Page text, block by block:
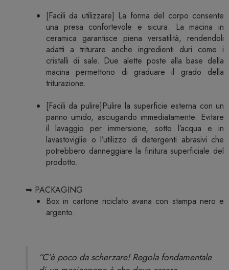
[Facili da utilizzare] La forma del corpo consente
una presa confortevole e sicura. La macina in
ceramica garantisce piena versatilità, rendendoli
adatti a triturare anche ingredienti duri come i
cristalli di sale. Due alette poste alla base della
macina permettono di graduare il grado della
triturazione.
[Facili da pulire]Pulire la superficie esterna con un
panno umido, asciugando immediatamente. Evitare
il lavaggio per immersione, sotto l’acqua e in
lavastoviglie o l’utilizzo di detergenti abrasivi che
potrebbero danneggiare la finitura superficiale del
prodotto.
➥ PACKAGING
Box in cartone riciclato avana con stampa nero e
argento.
“C’è poco da scherzare! Regola fondamentale